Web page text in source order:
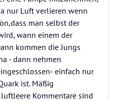
nur Luft verlieren wenn
man selbst der
wann einem der
kommen die Jungs
- dann nehmen
einfach nur
ist. Mäßig
Kommentare sind